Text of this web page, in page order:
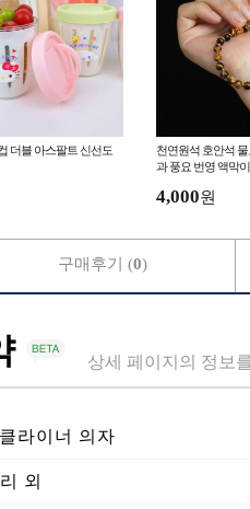
더블 아스팔트 신선도
천연원석 호안석
과 풍요 번영 액막
4,000원
상세 페이지의 정보
라이너 의자
외
구매후기 (0)